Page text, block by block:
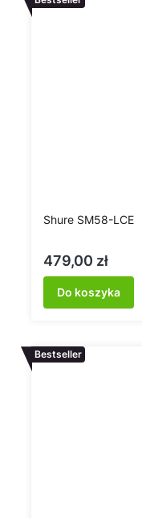
Shure SM58-LCE
Cena
479,00 zł
Do koszyka
Bestseller